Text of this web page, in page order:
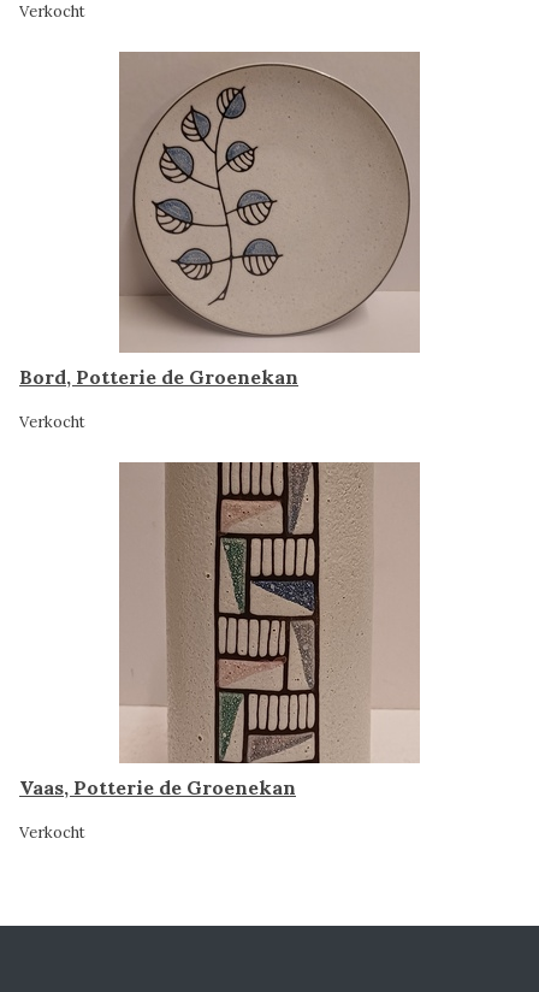
Verkocht
Bord, Potterie de Groenekan
Verkocht
Vaas, Potterie de Groenekan
Verkocht